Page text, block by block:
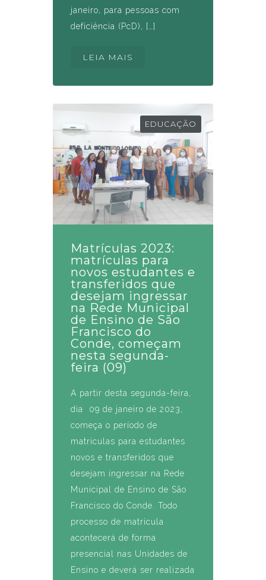
janeiro, para pessoas com
deficiência (PcD), […]
LEIA MAIS
EDUCAÇÃO
Matrículas 2023:
matrículas para
novos estudantes e
transferidos que
desejam ingressar
na Rede Municipal
de Ensino de São
Francisco do
Conde, começam
nesta segunda-
feira (09)
A partir desta segunda-feira,
dia 09 de janeiro de 2023,
começa o período de
matrículas para estudantes
novos e transferidos que
desejam ingressar na Rede
Municipal de Ensino de São
Francisco do Conde. Todo
processo de matrícula
acontecerá de forma
presencial nas Unidades de
Ensino e deverá ser realizada